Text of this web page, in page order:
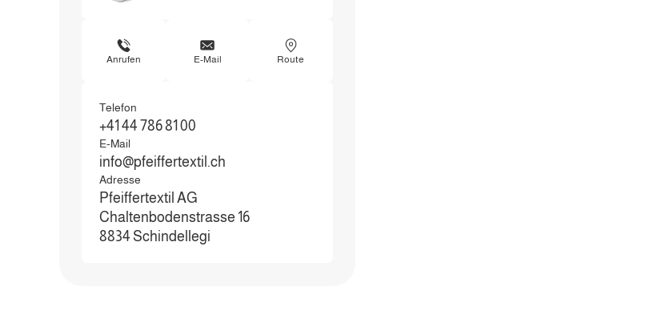
Anrufen E-Mail Route
Telefon
+41 44 786 81 00
E-Mail
info@pfeiffertextil.ch
Adresse
Pfeiffertextil AG
Chaltenbodenstrasse 16
8834 Schindellegi